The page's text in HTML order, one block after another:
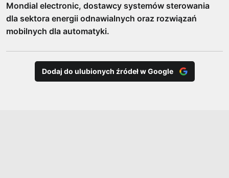
Mondial electronic, dostawcy systemów sterowania
dla sektora energii odnawialnych oraz rozwiązań
mobilnych dla automatyki.
Dodaj do ulubionych źródeł w Google